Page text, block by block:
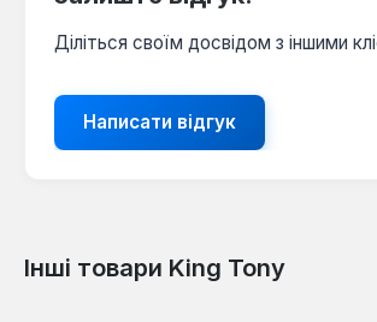
Діліться своїм досвідом з іншими
Написати відгук
Інші товари King Tony